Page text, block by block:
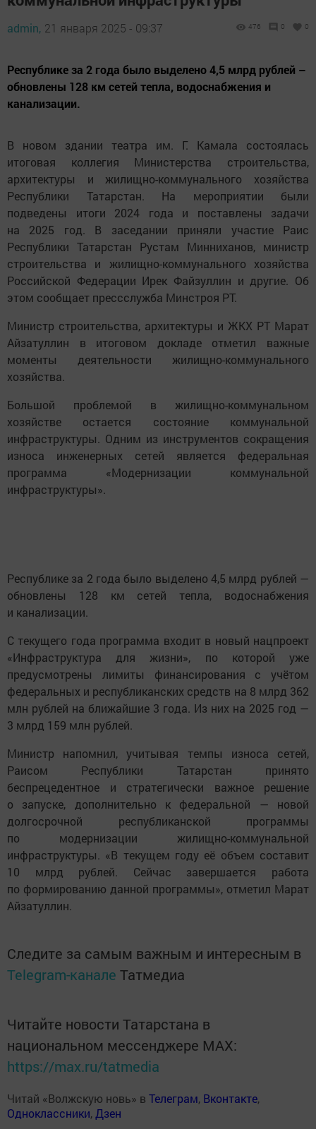
admin, 21 января 2025 - 09:37 476 0 0
Республике за 2 года было выделено 4,5 млрд рублей –
обновлены 128 км сетей тепла, водоснабжения и
канализации.
В новом здании театра им. Г. Камала состоялась
итоговая коллегия Министерства строительства,
архитектуры и жилищно-коммунального хозяйства
Республики Татарстан. На мероприятии были
подведены итоги 2024 года и поставлены задачи
на 2025 год. В заседании приняли участие Раис
Республики Татарстан Рустам Минниханов, министр
строительства и жилищно-коммунального хозяйства
Российской Федерации Ирек Файзуллин и другие. Об
этом сообщает прессслужба Минстроя РТ.
Министр строительства, архитектуры и ЖКХ РТ Марат
Айзатуллин в итоговом докладе отметил важные
моменты деятельности жилищно-коммунального
хозяйства.
Большой проблемой в жилищно-коммунальном
хозяйстве остается состояние коммунальной
инфраструктуры. Одним из инструментов сокращения
износа инженерных сетей является федеральная
программа «Модернизации коммунальной
инфраструктуры».
Республике за 2 года было выделено 4,5 млрд рублей —
обновлены 128 км сетей тепла, водоснабжения
и канализации.
С текущего года программа входит в новый нацпроект
«Инфраструктура для жизни», по которой уже
предусмотрены лимиты финансирования с учётом
федеральных и республиканских средств на 8 млрд 362
млн рублей на ближайшие 3 года. Из них на 2025 год —
3 млрд 159 млн рублей.
Министр напомнил, учитывая темпы износа сетей,
Раисом Республики Татарстан принято
беспрецедентное и стратегически важное решение
о запуске, дополнительно к федеральной — новой
долгосрочной республиканской программы
по модернизации жилищно-коммунальной
инфраструктуры. «В текущем году её объем составит
10 млрд рублей. Сейчас завершается работа
по формированию данной программы», отметил Марат
Айзатуллин.
Следите за самым важным и интересным в
Telegram-канале Татмедиа
Читайте новости Татарстана в
национальном мессенджере MАХ:
https://max.ru/tatmedia
Читай «Волжскую новь» в Телеграм, Вконтакте,
Одноклассники,Дзен